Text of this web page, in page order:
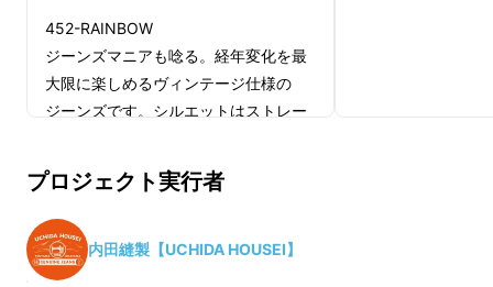
本プロジェクトの目的は、4年越しにレイン
ボーを復活させること。そして多くの方々に
インボーの魅力とジーンズを永く穿く「楽し
452-RAINBOW
ジーンズマニアも唸る。経年変化を最
大限に楽しめるヴィンテージ仕様の
ジーンズです。シルエットはストレー
太さです。
《 生地 》
レインボー：生機(キバタ) セルヴィッ
ジ 綿100%
プロジェクト実行者
内田縫製【UCHIDA HOUSEI】